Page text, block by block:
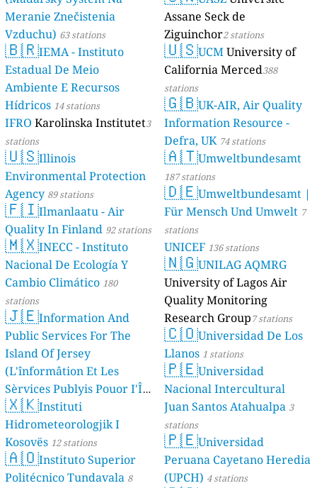
Meranie Znečistenia
Vzduchu) 63 stations
🇧🇷IEMA - Instituto
Estadual De Meio
Ambiente E Recursos
Hídricos 14 stations
IFRO Karolinska Institutet3
stations
🇺🇸Illinois
Environmental Protection
Agency 89 stations
🇫🇮Ilmanlaatu - Air
Quality In Finland 92 stations
🇲🇽INECC - Instituto
Nacional De Ecología Y
Cambio Climático 180
stations
🇯🇪Information And
Public Services For The
Island Of Jersey
(L'înformâtion Et Les
Sèrvices Publyis Pouor I'Île
Dé Jèrri) 2 stations
🇽🇰Instituti
Hidrometeorologjik I
Kosovës 12 stations
🇦🇴Instituto Superior
Politécnico Tundavala 8
Assane Seck de
Ziguinchor2 stations
🇺🇸UCMUniversity of
California Merced388
stations
🇬🇧UK-AIR, Air Quality
Information Resource -
Defra, UK 74 stations
🇦🇹Umweltbundesamt
187 stations
🇩🇪Umweltbundesamt |
Für Mensch Und Umwelt 7
stations
UNICEF 136 stations
🇳🇬UNILAG AQMRG
University of Lagos Air
Quality Monitoring
Research Group7 stations
🇨🇴Universidad De Los
Llanos 1 stations
🇵🇪Universidad
Nacional Intercultural
Juan Santos Atahualpa 3
stations
🇵🇪Universidad
Peruana Cayetano Heredia
(UPCH) 4 stations